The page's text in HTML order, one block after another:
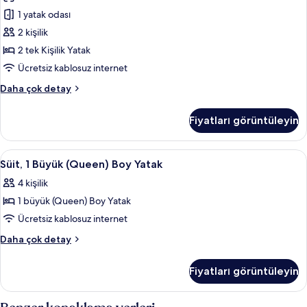
hakkında
fazla
detay
Tek
Kişilik
Yatak
için
fotoğrafları
1 yatak odası
2 kişilik
2 tek Kişilik Yatak
Ücretsiz kablosuz internet
Daha çok detay
Superior
Kişilik
Yatak
hakkında
fazla
detay
Fiyatları görüntüleyin
Süit,
1
Büyük
(Queen)
Boy
Yatak
fotoğrafları
Minibar, odada kasa, masa, dizüstü
8
Süit, 1 Büyük (Queen) Boy Yatak
4 kişilik
1 büyük (Queen) Boy Yatak
Ücretsiz kablosuz internet
Daha çok detay
Süit,
Boy
Fiyatları görüntüleyin